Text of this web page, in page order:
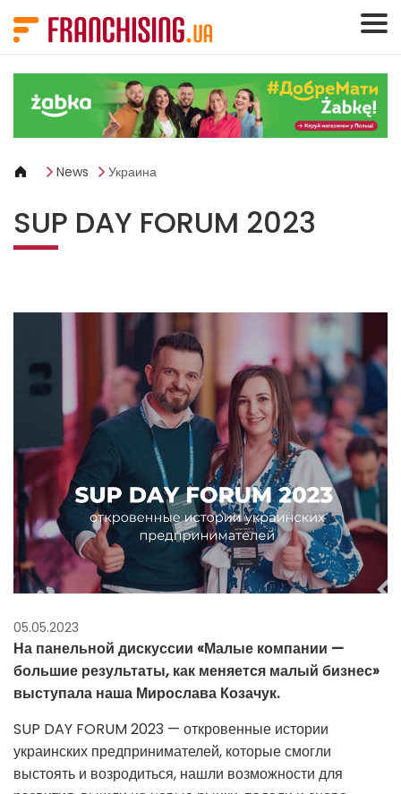
News Украина
SUP DAY FORUM 2023
05.05.2023
На панельной дискуссии «Малые компании —
большие результаты, как меняется малый бизнес»
выступала наша Мирослава Козачук.
SUP DAY FORUM 2023 — откровенные истории
украинских предпринимателей, которые смогли
выстоять и возродиться, нашли возможности для